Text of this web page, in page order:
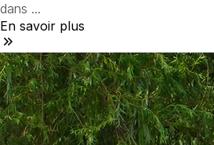
dans ...
En savoir plus